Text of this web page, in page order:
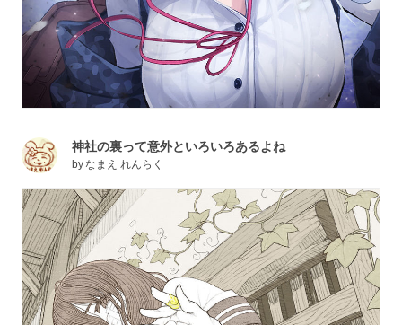
神社の裏って意外といろいろあるよね
by なまえ れんらく